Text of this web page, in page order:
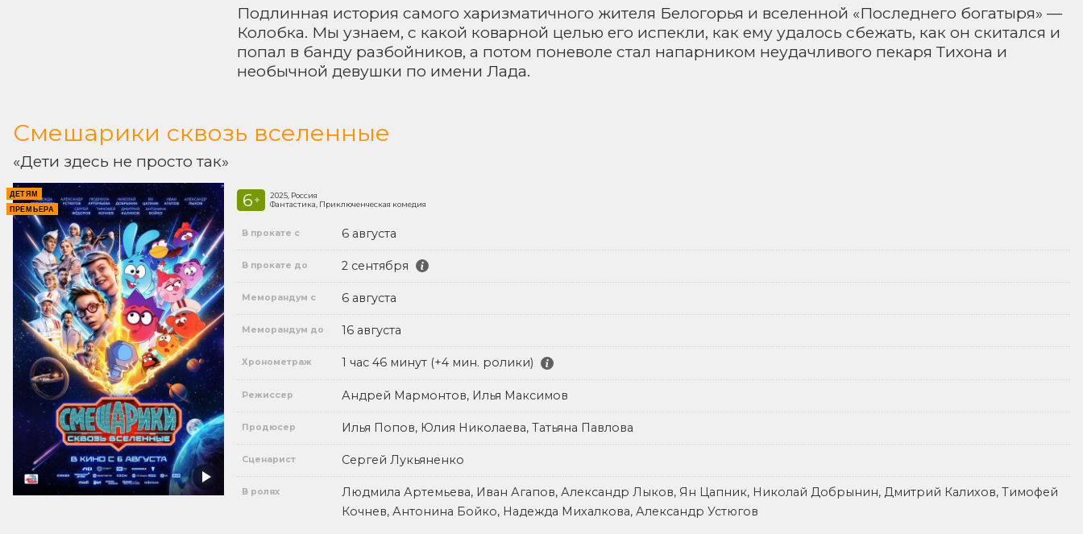
Подлинная история самого харизматичного жителя Белогорья и вселенной «Последнего богатыря» —
Колобка. Мы узнаем, с какой коварной целью его испекли, как ему удалось сбежать, как он скитался и
попал в банду разбойников, а потом поневоле стал напарником неудачливого пекаря Тихона и
необычной девушки по имени Лада.
Смешарики сквозь вселенные
«Дети здесь не просто так»
ДЕТЯМ
ПРЕМЬЕРА
6 +
2025, Россия
Фантастика, Приключенческая комедия
В прокате с 6 августа
В прокате до 2 сентября
Меморандум с 6 августа
Меморандум до 16 августа
Хронометраж 1 час 46 минут (+4 мин. ролики)
Режиссер Андрей Мармонтов, Илья Максимов
Продюсер Илья Попов, Юлия Николаева, Татьяна Павлова
Сценарист Сергей Лукьяненко
В ролях
Людмила Артемьева, Иван Агапов, Александр Лыков, Ян Цапник, Николай Добрынин, Дмитрий Калихов, Тимофей
Кочнев, Антонина Бойко, Надежда Михалкова, Александр Устюгов